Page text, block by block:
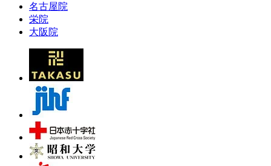
名古屋院
栄院
大阪院